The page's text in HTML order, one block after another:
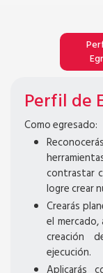
Perfil de
Como egresado:
contrastar
logre crear
Crearás
el
creación
ejecución.